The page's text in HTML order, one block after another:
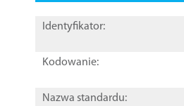
Identyfikator:
Kodowanie:
Nazwa standardu: